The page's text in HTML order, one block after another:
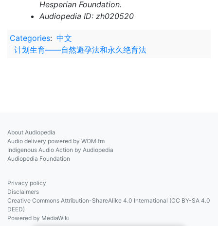
Hesperian Foundation.
Audiopedia ID: zh020520
Categories: 中文
计划生育——自然避孕法和永久绝育法
About Audiopedia
Audio delivery powered by WOM.fm
Indigenous Audio Action by Audiopedia
Audiopedia Foundation
Privacy policy
Disclaimers
Creative Commons Attribution-ShareAlike 4.0 International (CC BY-SA 4.0
DEED)
Powered by MediaWiki